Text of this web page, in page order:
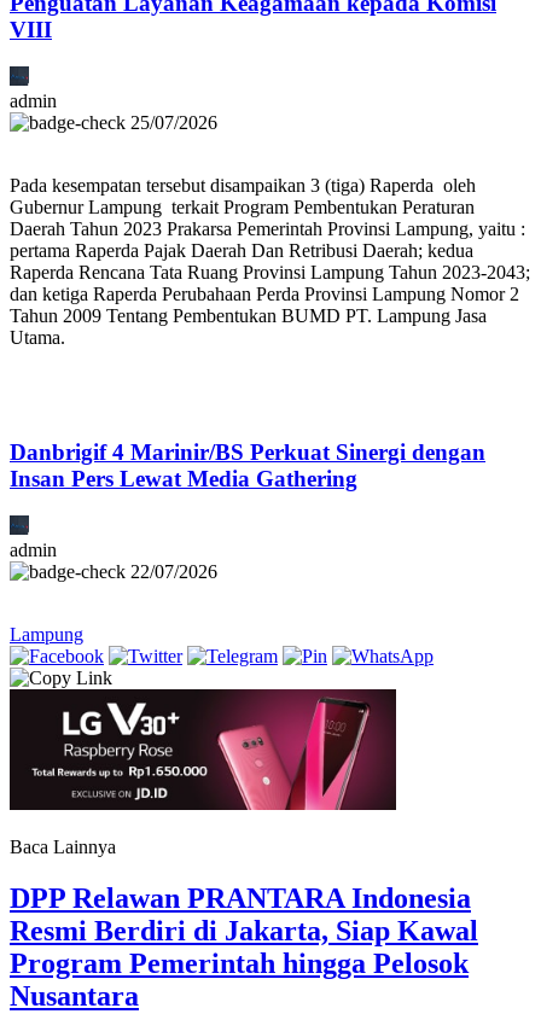
VIII
admin
25/07/2026
Pada kesempatan tersebut disampaikan 3 (tiga) Raperda oleh
Gubernur Lampung terkait Program Pembentukan Peraturan
Daerah Tahun 2023 Prakarsa Pemerintah Provinsi Lampung, yaitu :
pertama Raperda Pajak Daerah Dan Retribusi Daerah; kedua
Raperda Rencana Tata Ruang Provinsi Lampung Tahun 2023-2043;
dan ketiga Raperda Perubahaan Perda Provinsi Lampung Nomor 2
Tahun 2009 Tentang Pembentukan BUMD PT. Lampung Jasa
Utama.
Danbrigif 4 Marinir/BS Perkuat Sinergi dengan
Insan Pers Lewat Media Gathering
admin
22/07/2026
Lampung
Baca Lainnya
DPP Relawan PRANTARA Indonesia
Resmi Berdiri di Jakarta, Siap Kawal
Program Pemerintah hingga Pelosok
Nusantara